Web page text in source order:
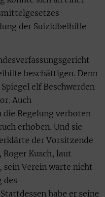
der Suizidbeihilfe
beschäftigen. Denn
elf Beschwerden
Auch
Regelung verboten
erhoben. Und sie
der Vorsitzende
Kusch, laut
sein Verein warte nicht
des
habe er seine